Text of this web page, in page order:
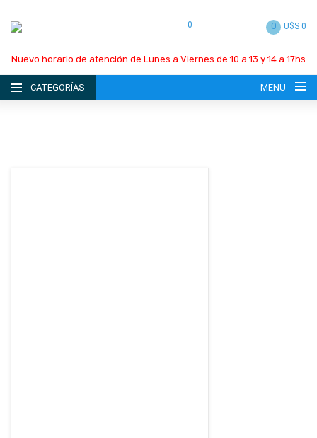
0 0 U$S 0
Nuevo horario de atención de Lunes a Viernes de 10 a 13 y 14 a 17hs
CATEGORÍAS MENU